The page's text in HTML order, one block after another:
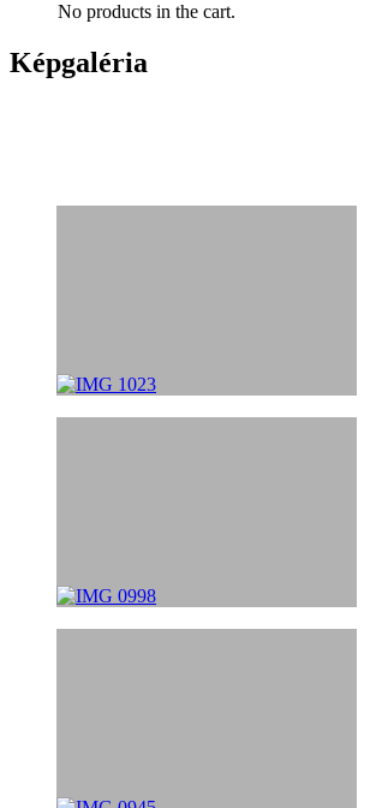
No products in the cart.
Képgaléria